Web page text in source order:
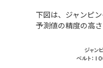
下図は、ジャンピ
予測値の精度の高